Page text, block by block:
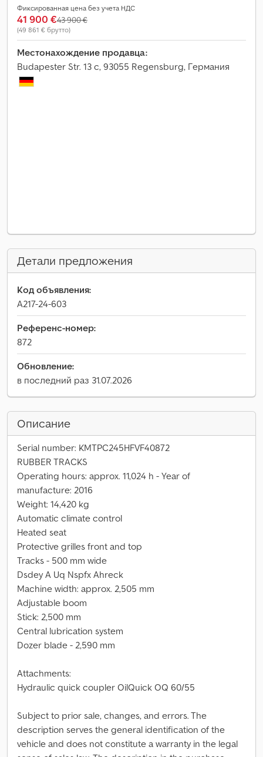
Фиксированная цена без учета НДС
41 900 €43 900 €
(49 861 € брутто)
Местонахождение продавца:
Budapester Str. 13 c, 93055 Regensburg, Германия
Детали предложения
Код объявления:
A217-24-603
Референс-номер:
872
Обновление:
в последний раз 31.07.2026
Описание
Serial number: KMTPC245HFVF40872
RUBBER TRACKS
Operating hours: approx. 11,024 h - Year of
manufacture: 2016
Weight: 14,420 kg
Automatic climate control
Heated seat
Protective grilles front and top
Tracks - 500 mm wide
Dsdey A Uq Nspfx Ahreck
Machine width: approx. 2,505 mm
Adjustable boom
Stick: 2,500 mm
Central lubrication system
Dozer blade - 2,590 mm
Attachments:
Hydraulic quick coupler OilQuick OQ 60/55
Subject to prior sale, changes, and errors. The
description serves the general identification of the
vehicle and does not constitute a warranty in the legal